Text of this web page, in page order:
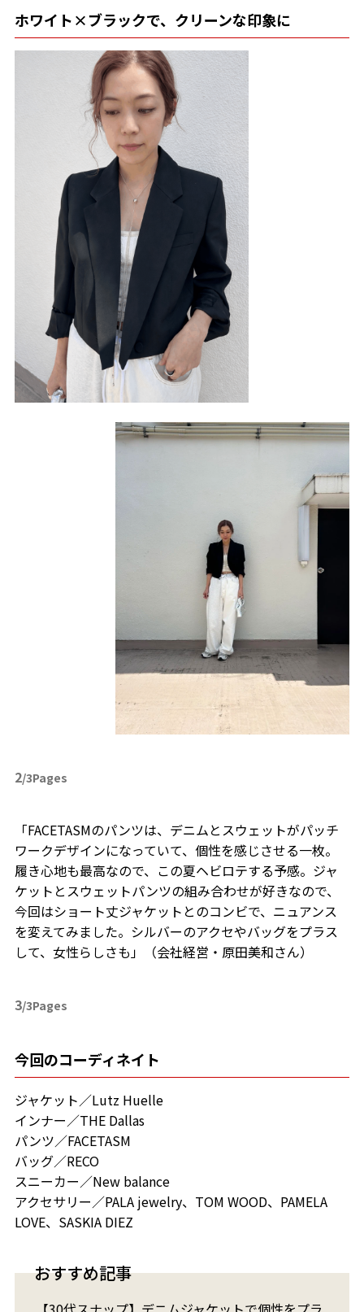
ホワイト×ブラックで、クリーンな印象に
2/3Pages
「FACETASMのパンツは、デニムとスウェットがパッチ
ワークデザインになっていて、個性を感じさせる一枚。
履き心地も最高なので、この夏ヘビロテする予感。ジャ
ケットとスウェットパンツの組み合わせが好きなので、
今回はショート丈ジャケットとのコンビで、ニュアンス
を変えてみました。シルバーのアクセやバッグをプラス
して、女性らしさも」（会社経営・原田美和さん）
3/3Pages
今回のコーディネイト
ジャケット／Lutz Huelle
インナー／THE Dallas
パンツ／FACETASM
バッグ／RECO
スニーカー／New balance
アクセサリー／PALA jewelry、TOM WOOD、PAMELA
LOVE、SASKIA DIEZ
おすすめ記事